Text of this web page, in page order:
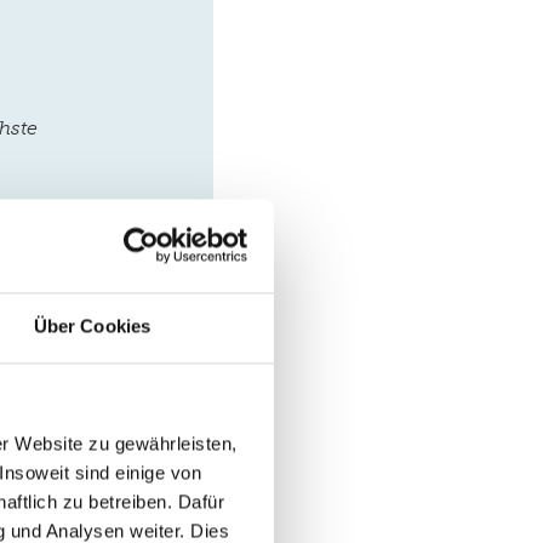
Über Cookies
Website zu gewährleisten,
sind einige von
zu betreiben. Dafür
und Analysen weiter. Dies
2025 um 1:59 Uhr
Login here: